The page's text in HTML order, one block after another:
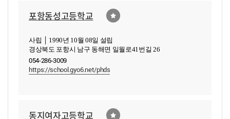
포항동성고등학교
사립 │ 1990년 10월 08일 설립
경상북도 포항시 남구 동해면 일월로41번길 26
054-286-3009
https://school.gyo6.net/phds
동지여자고등학교